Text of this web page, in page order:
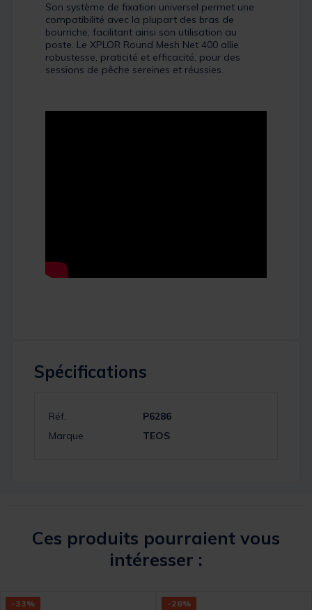
Son système de fixation universel permet une
compatibilité avec la plupart des bras de
bourriche, facilitant ainsi son utilisation au
poste. Le XPLOR Round Mesh Net 400 allie
robustesse, praticité et efficacité, pour des
sessions de pêche sereines et réussies.
Spécifications
Réf.
P6286
Marque
TEOS
Ces produits pourraient vous
intéresser :
-33% -28%